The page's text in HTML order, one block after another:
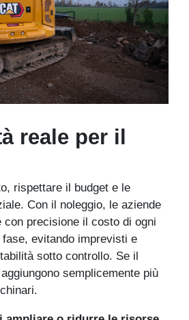
reale per il
rispettare il budget e le
Con il noleggio, le aziende
con precisione il costo di ogni
evitando imprevisti e
sotto controllo. Se il
semplicemente più